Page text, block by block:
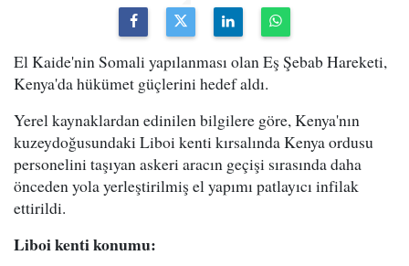
El Kaide'nin Somali yapılanması olan Eş Şebab Hareketi,
Kenya'da hükümet güçlerini hedef aldı.
Yerel kaynaklardan edinilen bilgilere göre, Kenya'nın
kuzeydoğusundaki Liboi kenti kırsalında Kenya ordusu
personelini taşıyan askeri aracın geçişi sırasında daha
önceden yola yerleştirilmiş el yapımı patlayıcı infilak
ettirildi.
Liboi kenti konumu: